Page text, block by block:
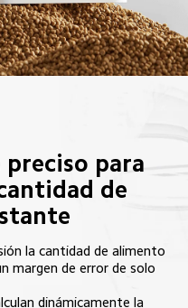
preciso para
de
la cantidad de alimento
margen de error de solo
dinámicamente la